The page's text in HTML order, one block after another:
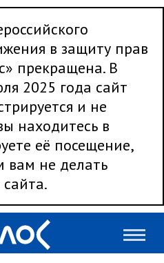
в защиту прав
прекращена. В
2025 года сайт
и не
находитесь в
её посещение,
вам не делать
сайта.